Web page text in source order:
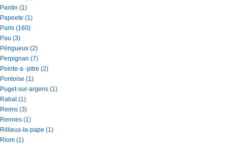
Pantin (1)
Papeete (1)
Paris (160)
Pau (3)
Périgueux (2)
Perpignan (7)
Pointe-a -pitre (2)
Pontoise (1)
Puget-sur-argens (1)
Rabat (1)
Reims (3)
Rennes (1)
Rillieux-la-pape (1)
Riom (1)